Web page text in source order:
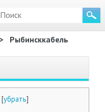
> Рыбинсккабель
[убрать]